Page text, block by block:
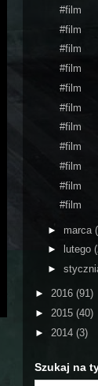
#film
#film
#film
#film
#film
#film
#film
#film
#film
#film
#film
► marca
►
lutego
►
► 2016 (91)
► 2015 (40)
► 2014 (3)
Szukaj na